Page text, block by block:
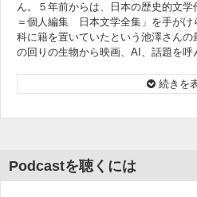
ん。５年前からは、日本の歴史的文
＝個人編集 日本文学全集」を手がけ
科に籍を置いていたという池澤さん
の回りの生物から映画、AI、話題を呼
続きを
Podcastを聴くには